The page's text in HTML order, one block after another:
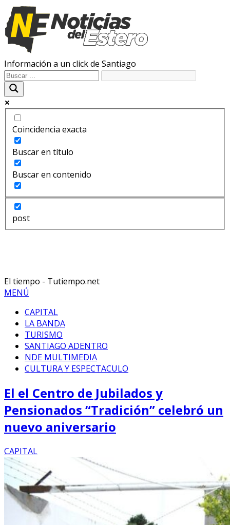
Información a un click de Santiago
Coincidencia exacta
Buscar en título
Buscar en contenido
post
El tiempo - Tutiempo.net
MENÚ
CAPITAL
LA BANDA
TURISMO
SANTIAGO ADENTRO
NDE MULTIMEDIA
CULTURA Y ESPECTACULO
El el Centro de Jubilados y
Pensionados “Tradición” celebró un
nuevo aniversario
CAPITAL